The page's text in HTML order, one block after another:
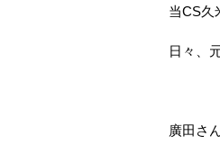
当CS久
日々、元
廣田さ